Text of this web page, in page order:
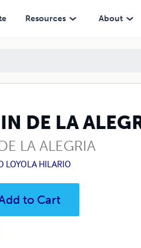
Resources About
DE LA
LA ALEGRIA
LOYOLA HILARIO
to Cart